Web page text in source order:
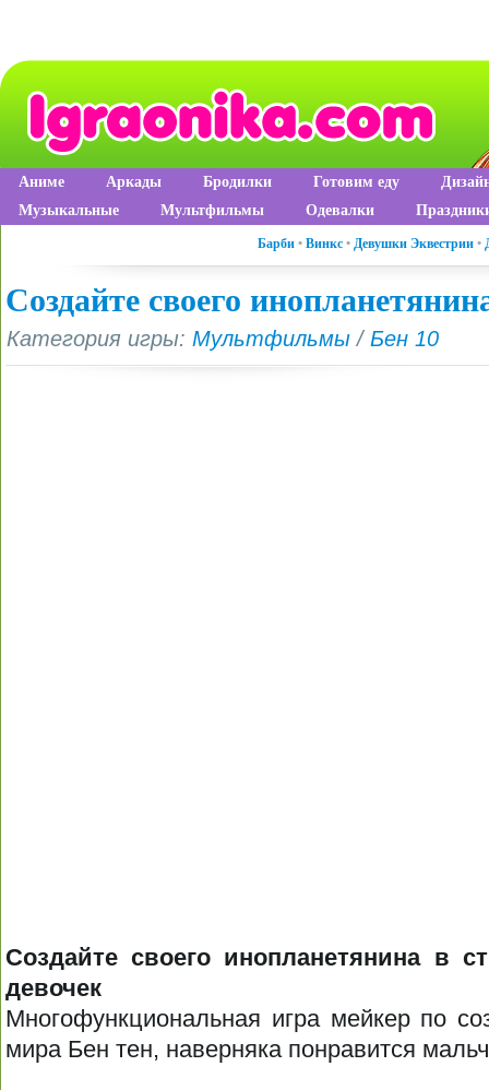
Аниме Аркады Бродилки Готовим еду
Музыкальные
Мультфильмы Одевалки
Барби •Винкс •Девушки Эквестрии •
Создайте своего
Категория игры: Мультфильмы / Бен 10
Создайте своего инопланетянина в
девочек
Многофункциональная игра мейкер по
мира Бен тен, наверняка понравится